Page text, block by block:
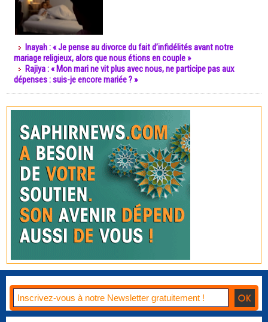
Inayah : « Je pense au divorce du fait d’infidélités avant notre
mariage religieux, alors que nous étions en couple »
Rajiya : « Mon mari ne vit plus avec nous, ne participe pas aux
dépenses : suis-je encore mariée ? »